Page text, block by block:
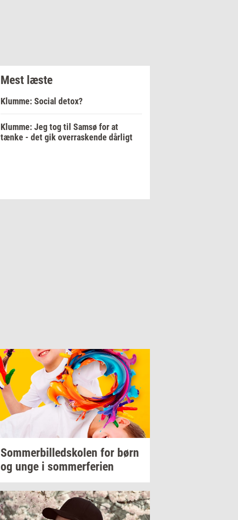
Mest læste
Klumme: Social detox?
Klumme: Jeg tog til Samsø for at
tænke - det gik overraskende dårligt
Som­mer­bil­ledsko­len for børn
og unge i som­mer­fe­ri­en